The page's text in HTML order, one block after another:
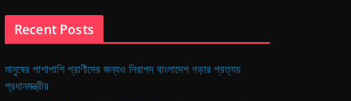
Recent Posts
মানুষের পাশাপাশি প্রাণীদের জন্যও নিরাপদ বাংলাদেশ গড়ার প্রত্যয়
প্রধানমন্ত্রীর